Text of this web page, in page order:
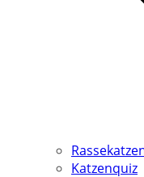
Katzenquiz